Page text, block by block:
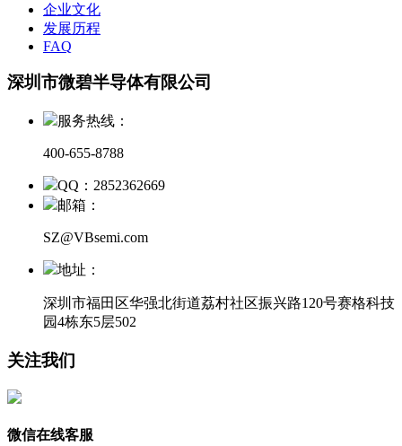
企业文化
发展历程
FAQ
深圳市微碧半导体有限公司
服务热线：
400-655-8788
QQ：2852362669
邮箱：
SZ@VBsemi.com
地址：
深圳市福田区华强北街道荔村社区振兴路120号赛格科技
园4栋东5层502
关注我们
微信在线客服